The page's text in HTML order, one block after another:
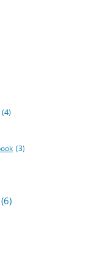
(4)
(3)
(6)